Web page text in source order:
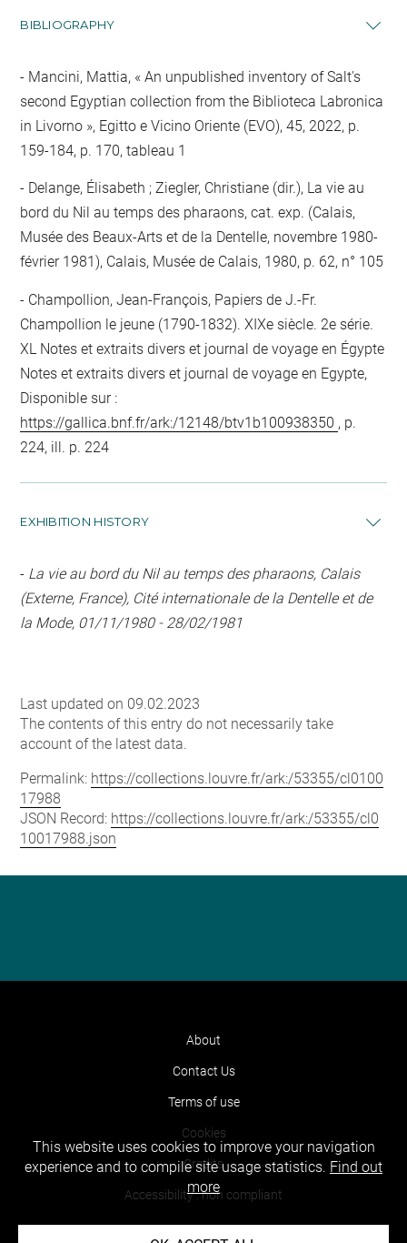
BIBLIOGRAPHY
Mancini, Mattia, « An unpublished inventory of Salt's
second Egyptian collection from the Biblioteca Labronica
in Livorno », Egitto e Vicino Oriente (EVO), 45, 2022, p.
159-184, p. 170, tableau 1
Delange, Élisabeth ; Ziegler, Christiane (dir.), La vie au
bord du Nil au temps des pharaons, cat. exp. (Calais,
Musée des Beaux-Arts et de la Dentelle, novembre 1980-
février 1981), Calais, Musée de Calais, 1980, p. 62, n° 105
Champollion, Jean-François, Papiers de J.-Fr.
Champollion le jeune (1790-1832). XIXe siècle. 2e série.
XL Notes et extraits divers et journal de voyage en Égypte
Notes et extraits divers et journal de voyage en Egypte,
Disponible sur :
https://gallica.bnf.fr/ark:/12148/btv1b100938350 , p.
224, ill. p. 224
EXHIBITION HISTORY
- La vie au bord du Nil au temps des pharaons, Calais
(Externe, France), Cité internationale de la Dentelle et de
la Mode, 01/11/1980 - 28/02/1981
Last updated on 09.02.2023
The contents of this entry do not necessarily take
account of the latest data.
Permalink: https://collections.louvre.fr/ark:/53355/cl0100
17988
JSON Record: https://collections.louvre.fr/ark:/53355/cl0
10017988.json
About
Contact Us
Terms of use
Cookies
Credits
Accessibility : non compliant
This website uses cookies to improve your navigation
experience and to compile site usage statistics. Find out
more